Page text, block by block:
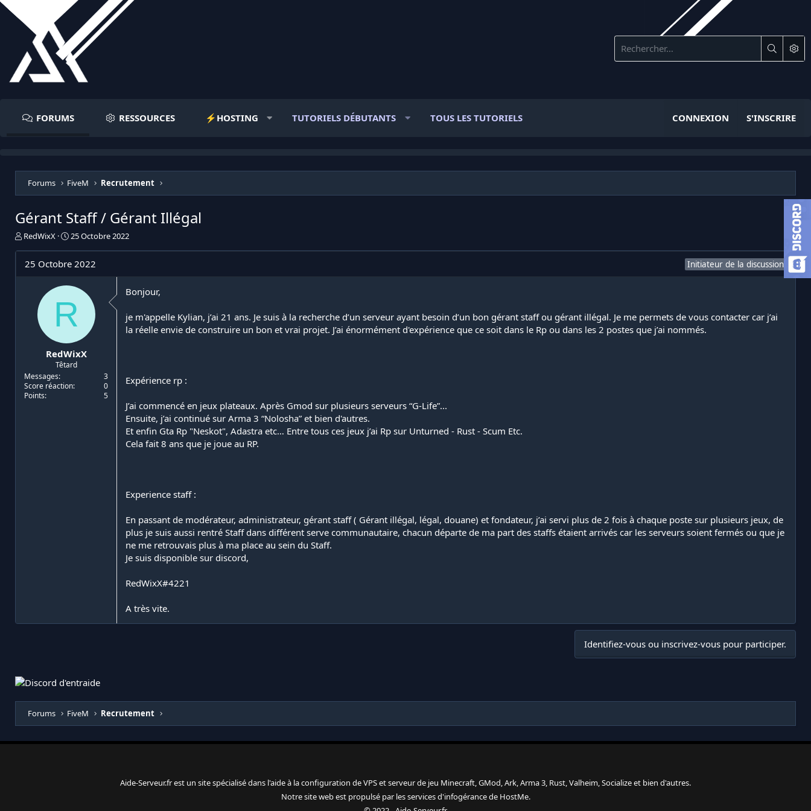
FORUMS RESSOURCES ⚡️HOSTING TUTORIELS DÉBUTANTS TOUS LES TUTORIELS CONNEXION S'INSCRIRE
Forums FiveM Recrutement
Gérant Staff / Gérant Illégal
I
t
a
d
RedWixX
D
e
e
d
é
b
t
25 Octobre 2022
25 Octobre 2022 Initiateur de la discussion
R
RedWixX
Têtard
Messages
3
Score réaction
0
Points
5
Bonjour,
je m'appelle Kylian, j’ai 21 ans. Je suis à la recherche d’un serveur ayant besoin d’un bon gérant staff ou gérant illégal. Je me permets de vous contacter car j’ai
la réelle envie de construire un bon et vrai projet. J’ai énormément d'expérience que ce soit dans le Rp ou dans les 2 postes que j’ai nommés.
Expérience rp :
J’ai commencé en jeux plateaux. Après Gmod sur plusieurs serveurs “G-Life”...
Ensuite, j’ai continué sur Arma 3 “Nolosha” et bien d'autres.
Et enfin Gta Rp "Neskot", Adastra etc… Entre tous ces jeux j’ai Rp sur Unturned - Rust - Scum Etc.
Cela fait 8 ans que je joue au RP.
Experience staff :
En passant de modérateur, administrateur, gérant staff ( Gérant illégal, légal, douane) et fondateur, j’ai servi plus de 2 fois à chaque poste sur plusieurs jeux, de
plus je suis aussi rentré Staff dans différent serve communautaire, chacun départe de ma part des staffs étaient arrivés car les serveurs soient fermés ou que je
ne me retrouvais plus à ma place au sein du Staff.
Je suis disponible sur discord,
RedWixX#4221
A très vite.
Identifiez-vous ou inscrivez-vous pour participer.
Forums FiveM Recrutement
Aide-Serveur.fr est un site spécialisé dans l'aide à la configuration de VPS et serveur de jeu Minecraft, GMod, Ark, Arma 3, Rust, Valheim, Socialize et bien d'autres.
Notre site web est propulsé par les services d'infogérancede HostMe.